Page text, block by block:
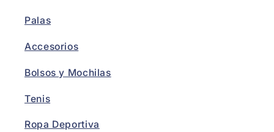
Palas
Accesorios
Bolsos y Mochilas
Tenis
Ropa Deportiva